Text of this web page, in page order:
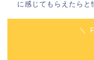
に感じてもらえたらと
＼